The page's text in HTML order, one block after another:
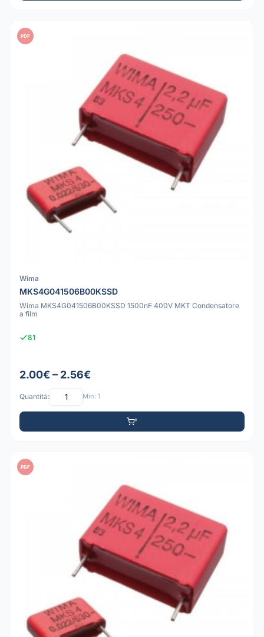
PDF
Wima
MKS4G041506B00KSSD
Wima MKS4G041506B00KSSD 1500nF 400V MKT Condensatore
a film
81
2.00€ – 2.56€
Quantità: Min: 1
PDF